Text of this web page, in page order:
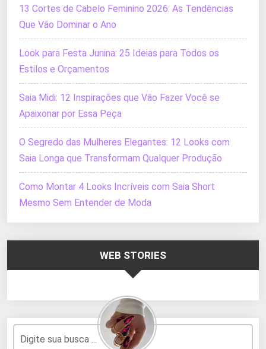
13 Cortes de Cabelo Feminino 2026: As Tendências
Que Vão Dominar o Ano
Look para Festa Junina: 25 Ideias para Todos os
Estilos e Orçamentos
Saia Midi: 12 Inspirações que Vão Fazer Você se
Apaixonar por Essa Peça
O Segredo das Mulheres Elegantes: 12 Looks com
Saia Longa que Transformam Qualquer Produção
Como Montar 4 Looks Incríveis com Saia Short
Mesmo Sem Entender de Moda
WEB STORIES